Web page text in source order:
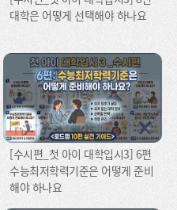
대학은 어떻게 선택해야 하나요
[수시편_첫 아이 대학입시3] 6편
수능최저학력기준은 어떻게 준비
해야 하나요